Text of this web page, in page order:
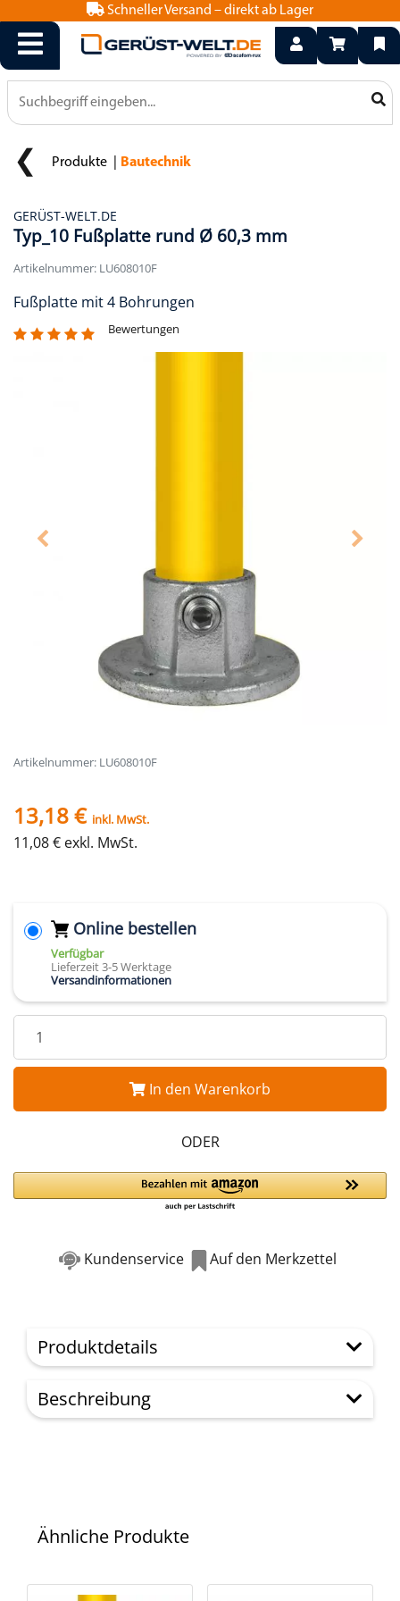
Schneller Versand – direkt ab Lager
0800 15 50 550
info@geruest-welt.de
Produkte Bautechnik
GERÜST-WELT.DE
Typ_10 Fußplatte rund Ø 60,3 mm
Artikelnummer: LU608010F
Fußplatte mit 4 Bohrungen
Bewertungen
Artikelnummer: LU608010F
13,18 € inkl. MwSt.
11,08 € exkl. MwSt.
Online bestellen
Verfügbar
Lieferzeit 3-5 Werktage
Versandinformationen
In den Warenkorb
ODER
Kundenservice Auf den Merkzettel
Produktdetails
Beschreibung
Ähnliche Produkte